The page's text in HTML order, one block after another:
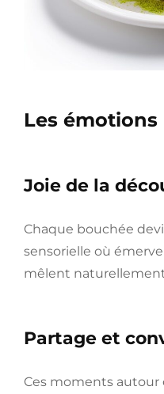
Les émotions
Joie de la
Chaque bouchée
sensorielle où
mêlent
Partage et
Ces moments autour